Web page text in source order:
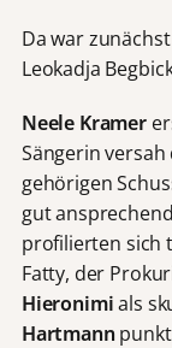
Da war
Leokadja
Neele Kramer
Sängerin versah
gehörigen
gut
profilierten sich
Fatty, der
Hieronimials
Hartmann